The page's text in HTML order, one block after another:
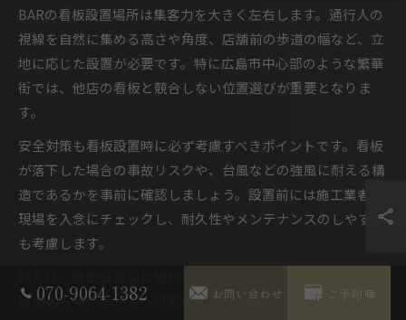
BARの看板設置場所は集客力を大きく左右します。通行人の
視線を自然に集める高さや角度、店舗前の歩道の幅など、立
地に応じた設置が必要です。特に広島市中心部のような繁華
街では、他店の看板と競合しない位置選びが重要となりま
す。
安全対策も看板設置時に必ず考慮すべきポイントです。看板
が落下した場合の事故リスクや、台風などの強風に耐える構
造であるかを事前に確認しましょう。設置前には施工業者と
現場を入念にチェックし、耐久性やメンテナンスのしやすさ
も考慮します。
路使用許可や歩行者への影響など、それぞれに注意点があり
070-9064-1382 お問い合わせ ご予約